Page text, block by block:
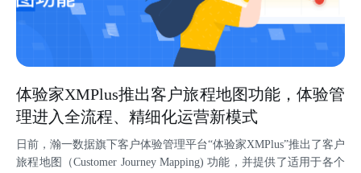
体验家XMPlus推出客户旅程地图功能，体验管
理进入全流程、精细化运营新模式
​日前，瀚一数据旗下客户体验管理平台“体验家XMPlus”推出了客户
旅程地图（Customer Journey Mapping) 功能，并提供了适用于各个